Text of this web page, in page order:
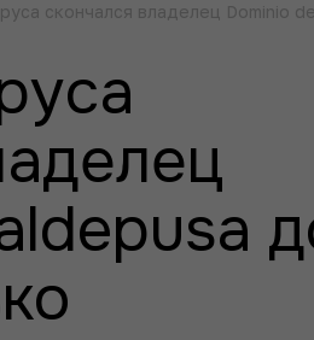
скончался владелец Dominio